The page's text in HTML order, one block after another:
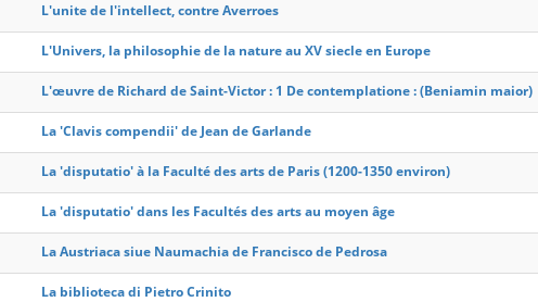
L'unite de l'intellect, contre Averroes
L'Univers, la philosophie de la nature au XV siecle en Europe
L'œuvre de Richard de Saint-Victor : 1 De contemplatione : (Beniamin maior)
La 'Clavis compendii' de Jean de Garlande
La 'disputatio' à la Faculté des arts de Paris (1200-1350 environ)
La 'disputatio' dans les Facultés des arts au moyen âge
La Austriaca siue Naumachia de Francisco de Pedrosa
La biblioteca di Pietro Crinito